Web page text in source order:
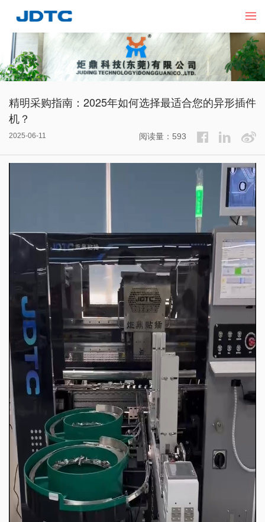
精明采购指南：2025年如何选择最适合您的异形插件
机？
2025-06-11 阅读量：593